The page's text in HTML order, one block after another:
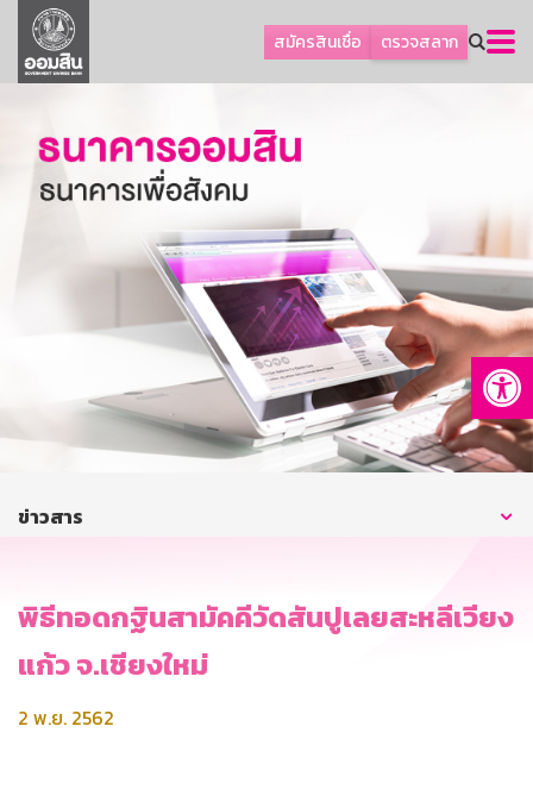
สมัครสินเชื่อ ตรวจสลาก
ลูกค้าธุรกิจ
ลูกค้าผู้ประกอบรายย่อย
ออมเพื่อสุข
เกี่ยวกับธนาคาร
การพัฒนาที่ยั่งยืน
บริการทางการเงิน
ติดต่อเรา
บริการออนไลน์
ข่าวสาร
พิธีทอดกฐินสามัคคีวัดสันปูเลยสะหลีเวียง
แก้ว จ.เชียงใหม่
2 พ.ย. 2562